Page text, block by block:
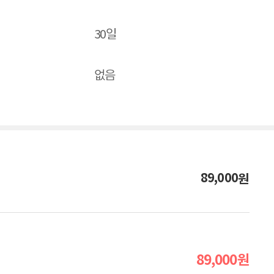
30일
없음
89,000원
89,000원